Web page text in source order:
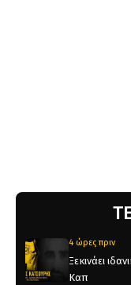
4 ώρες πριν
Ξεκινάει
Καπ